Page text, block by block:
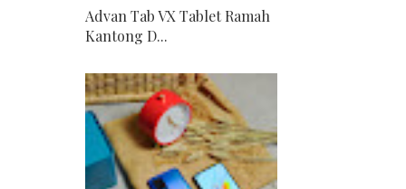
Advan Tab VX Tablet Ramah
Kantong D...